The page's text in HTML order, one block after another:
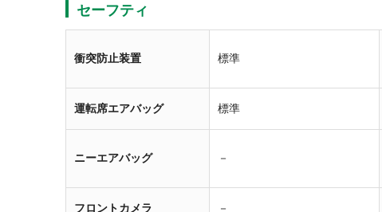
セーフティ
衝突防止装置 標準
運転席エアバッグ 標準
ニーエアバッグ －
フロントカメラ －